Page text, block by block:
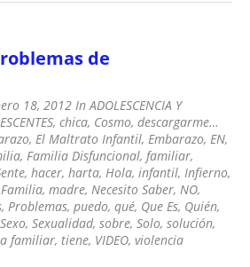
de
18, 2012 InADOLESCENCIA Y
, chica, Cosmo, descargarme…
, El Maltrato Infantil, Embarazo, EN,
, Familia Disfuncional, familiar,
, hacer, harta, Hola, infantil, Infierno,
, madre, Necesito Saber, NO,
, Problemas, puedo, qué, Que Es, Quién,
Sexo, Sexualidad, sobre, Solo, solución,
familiar, tiene, VIDEO, violencia